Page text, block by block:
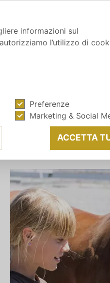
informazioni sul
l’utilizzo di
Preferenze
Marketing & Social
ACCETTA